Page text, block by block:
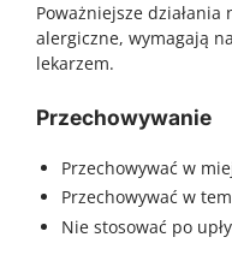
Poważniejsze
alergiczne, wymagają
lekarzem.
Przechowywanie
Przechowywać w
Przechowywać w
Nie stosować po